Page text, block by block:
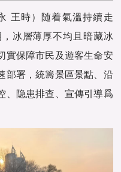
王時）随着氣溫持續走
冰層薄厚不均且暗藏冰
實保障市民及遊客生命安
部署，統籌景區景點、沿
、隐患排查、宣傳引導爲